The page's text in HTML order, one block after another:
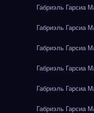
Габриэль Гарсиа
Габриэль Гарсиа
Габриэль Гарсиа
Габриэль Гарсиа
Габриэль Гарсиа
Габриэль Гарсиа